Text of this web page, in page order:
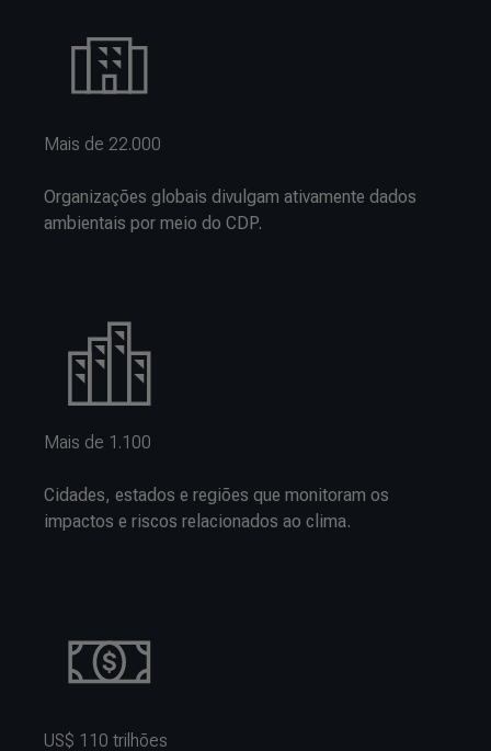
Mais de 22.000
Organizações globais divulgam ativamente dados
ambientais por meio do CDP.
Mais de 1.100
Cidades, estados e regiões que monitoram os
impactos e riscos relacionados ao clima.
US$ 110 trilhões